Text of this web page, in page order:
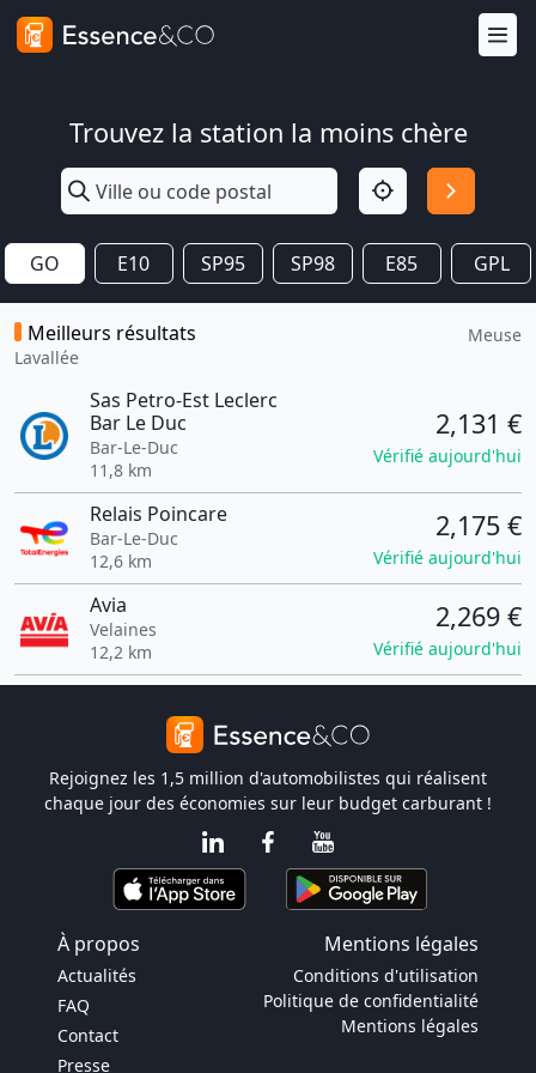
Trouvez la station la moins chère
GO E10 SP95 SP98 E85 GPL
Meilleurs résultats
Lavallée
Meuse
Sas Petro-Est Leclerc
Bar Le Duc
Bar-Le-Duc
11,8 km
2,131 €
Vérifié aujourd'hui
Relais Poincare
Bar-Le-Duc
12,6 km
2,175 €
Vérifié aujourd'hui
Avia
Velaines
12,2 km
2,269 €
Vérifié aujourd'hui
Rejoignez les 1,5 million d'automobilistes qui réalisent
chaque jour des économies sur leur budget carburant !
À propos Mentions légales
Actualités
FAQ
Contact
Presse
Conditions d'utilisation
Politique de confidentialité
Mentions légales